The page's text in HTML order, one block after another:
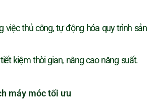
việc thủ công, tự động hóa quy trình sản
kiệm thời gian, nâng cao năng suất.
máy móc tối ưu